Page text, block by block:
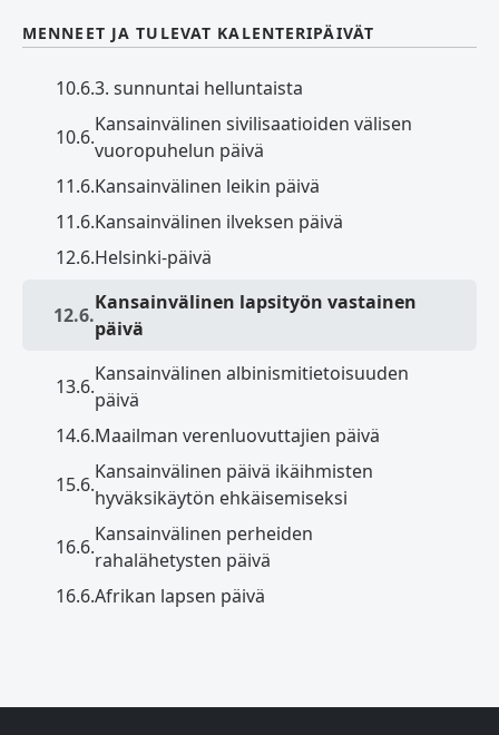
MENNEET JA TULEVAT KALENTERIPÄIVÄT
10.6.3. sunnuntai helluntaista
10.6.
Kansainvälinen sivilisaatioiden välisen
vuoropuhelun päivä
11.6.Kansainvälinen leikin päivä
11.6.Kansainvälinen ilveksen päivä
12.6.Helsinki-päivä
12.6.
Kansainvälinen lapsityön vastainen
päivä
13.6.
Kansainvälinen albinismitietoisuuden
päivä
14.6.Maailman verenluovuttajien päivä
15.6.
Kansainvälinen päivä ikäihmisten
hyväksikäytön ehkäisemiseksi
16.6.
Kansainvälinen perheiden
rahalähetysten päivä
16.6.Afrikan lapsen päivä